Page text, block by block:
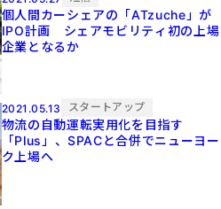
個人間カーシェアの「ATzuche」が
IPO計画 シェアモビリティ初の上場
企業となるか
2021.05.13 スタートアップ
物流の自動運転実用化を目指す
「Plus」、SPACと合併でニューヨー
ク上場へ